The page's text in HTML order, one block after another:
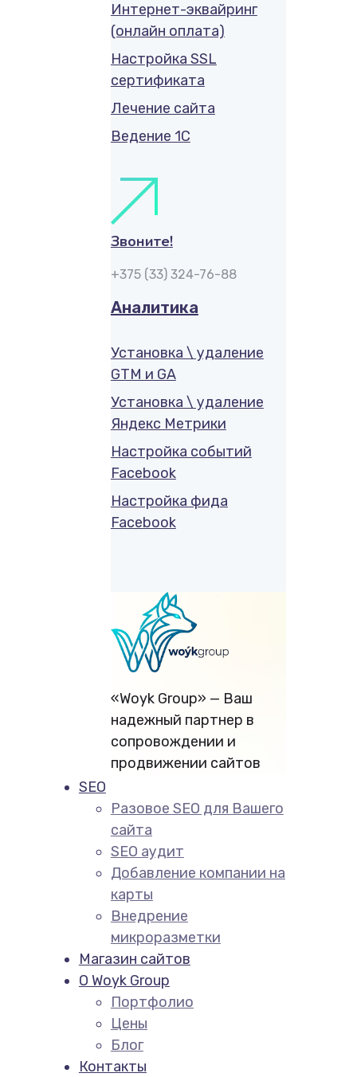
Интернет-эквайринг
(онлайн оплата)
Настройка SSL
сертификата
Лечение сайта
Ведение 1С
Звоните!
+375 (33) 324-76-88
Аналитика
Установка \ удаление
GTM и GA
Установка \ удаление
Яндекс Метрики
Настройка событий
Facebook
Настройка фида
Facebook
«Woyk Group» — Ваш
надежный партнер в
сопровождении и
продвижении сайтов
SEO
Разовое SEO для Вашего
сайта
SEO аудит
Добавление компании на
карты
Внедрение
микроразметки
Магазин сайтов
О Woyk Group
Портфолио
Цены
Блог
Контакты